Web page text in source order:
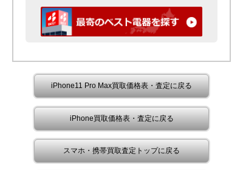
iPhone11 Pro Max買取価格表・査定に戻る
iPhone買取価格表・査定に戻る
スマホ・携帯買取査定トップに戻る